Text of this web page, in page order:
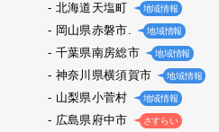
北海道天塩町 地域情報
岡山県赤磐市. 地域情報
千葉県南房総市 地域情報
神奈川県横須賀市 地域情報
山梨県小菅村 地域情報
広島県府中市 さすらい